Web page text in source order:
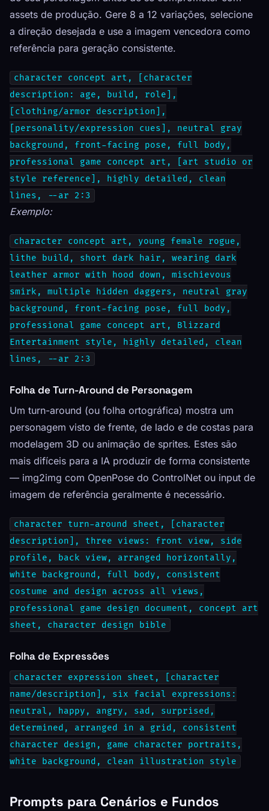
assets de produção. Gere 8 a 12 variações, selecione
a direção desejada e use a imagem vencedora como
referência para geração consistente.
character concept art, [character
description: age, build, role],
[clothing/armor description],
[personality/expression cues], neutral gray
background, front-facing pose, full body,
professional game concept art, [art studio or
style reference], highly detailed, clean
lines, --ar 2:3
Exemplo:
character concept art, young female rogue,
lithe build, short dark hair, wearing dark
leather armor with hood down, mischievous
smirk, multiple hidden daggers, neutral gray
background, front-facing pose, full body,
professional game concept art, Blizzard
Entertainment style, highly detailed, clean
lines, --ar 2:3
Folha de Turn-Around de Personagem
Um turn-around (ou folha ortográfica) mostra um
personagem visto de frente, de lado e de costas para
modelagem 3D ou animação de sprites. Estes são
mais difíceis para a IA produzir de forma consistente
— img2img com OpenPose do ControlNet ou input de
imagem de referência geralmente é necessário.
character turn-around sheet, [character
description], three views: front view, side
profile, back view, arranged horizontally,
white background, full body, consistent
costume and design across all views,
professional game design document, concept art
sheet, character design bible
Folha de Expressões
character expression sheet, [character
name/description], six facial expressions:
neutral, happy, angry, sad, surprised,
determined, arranged in a grid, consistent
character design, game character portraits,
white background, clean illustration style
Prompts para Cenários e Fundos